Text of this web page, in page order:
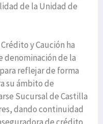
de la Unidad de
y Caución ha
denominación de la
reflejar de forma
su ámbito de
Sucursal de Castilla
dando continuidad